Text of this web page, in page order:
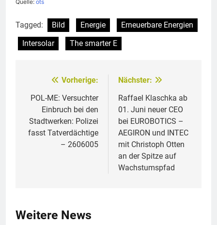
Quelle: ots
Tagged: Bild Energie
Erneuerbare Energien
Intersolar
The smarter E
Beitragsnavigation
Vorherige:
POL-ME: Versuchter
Einbruch bei den
Stadtwerken: Polizei
fasst Tatverdächtige
– 2606005
Nächster:
Raffael Klaschka ab
01. Juni neuer CEO
bei EUROBOTICS –
AEGIRON und INTEC
mit Christoph Otten
an der Spitze auf
Wachstumspfad
Weitere News